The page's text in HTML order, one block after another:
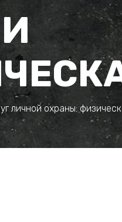
И
личной охраны: